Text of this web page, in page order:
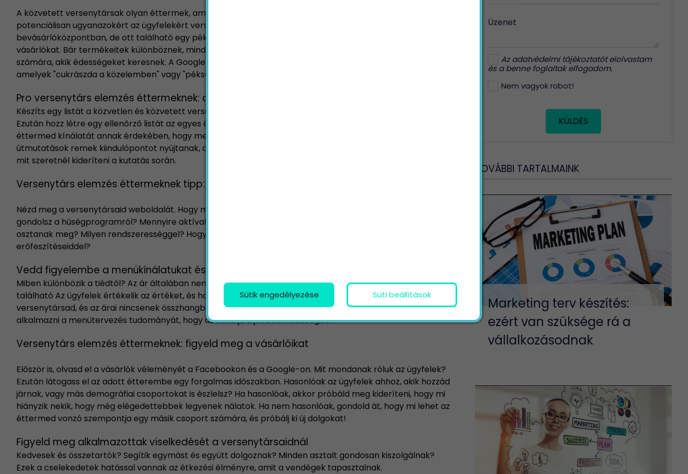
A közvetett versenytársak olyan éttermek, amelyek teljesen más lehetőségeket kínálnak, mint te, de
potenciálisan ugyanazokért az ügyfelekért versenyeznek. Például, ha fagylaltozót üzemeltetsz egy
bevásárlóközpontban, de ott található egy pékség is, akkor is fennáll az esélye, hogy ellopják a potenciális
vásárlókat. Bár termékeitek különböznek, mindketten ugyanazt az igényt elégítik ki a potenciális ügyfelek
számára, akik édességeket keresnek. A Google ismét segíthet, ha olyan helyi vállalkozásokat találsz,
amelyek "cukrászda a közelemben" vagy "pékség a közelemben".
Pro versenytárs elemzés éttermeknek: azonosítsd a versenytársaidat
Készíts egy listát a közvetlen és közvetett versenytársakról, és jegyezd fel, mi teszi őket versenytárssá.
Ezután hozz létre egy ellenőrző listát az egyes éttermekhez, hogy megvizsgálhasd őket, és finomítsd az
éttermed kínálatát annak érdekében, hogy megfelelj és felülmúld azt, amit csinálnak. Az alábbi
útmutatások remek kiindulópontot nyújtanak, de mindenképpen szúrd bele a saját gondolataidat is, hogy
mit szeretnél kideríteni a kutatás során.
Versenytárs elemzés éttermeknek tipp: értékeld éttermi versenytársaid online jelenlétét
Nézd meg a versenytársaid weboldalát. Hogy mutatkoznak be? Mit mondanak róluk az ügyfelek? Mit
gondolsz a hűségprogramról? Mennyire aktívak a közösségi médiában? Milyen típusú információkat
osztanak meg? Milyen rendszerességgel? Hogyan áll összehasonlításban az online jelenlétük a te saját
erőfeszítéseiddel?
Vedd figyelembe a menükínálatukat és az árstruktúrát
Miben különbözik a tiédtől? Az ár általában nem meghatározó tényező, ha a termékben érezhető érték
található Az ügyfelek értékelik az értéket, és hajlandóak fizetni érte; de ha hasonló terméket kínál a
versenytársad, és az árai nincsenek összhangban veled, akkor azt észre fogják venni. Lehet, hogy ideje
alkalmazni a menütervezés tudományát, hogy az növelje a jövedelmezőséget.
Versenytárs elemzés éttermeknek: figyeld meg a vásárlóikat
Először is, olvasd el a vásárlók véleményét a Facebookon és a Google-on. Mit mondanak róluk az ügyfelek?
Ezután látogass el az adott étterembe egy forgalmas időszakban. Hasonlóak az ügyfelek ahhoz, akik hozzád
járnak, vagy más demográfiai csoportokat is észlelsz? Ha hasonlóak, akkor próbáld meg kideríteni, hogy mi
hiányzik nekik, hogy még elégedettebbek legyenek nálatok. Ha nem hasonlóak, gondold át, hogy mi lehet az
éttermed vonzó szempontja egy másik csoport számára, és próbálj ki új dolgokat!
Figyeld meg alkalmazottak viselkedését a versenytársaidnál
Kedvesek és összetartók? Segítik egymást és együtt dolgoznak? Minden asztalt gondosan kiszolgálnak?
Ezek a cselekedetek hatással vannak az étkezési élményre, amit a vendégek tapasztalnak.
Üzenet
Azadatvédelmi tájékoztatótelolvastam
és a benne foglaltak elfogadom.
Nem vagyok robot!
KÜLDÉS
TOVÁBBI TARTALMAINK
Marketing terv készítés:
ezért van szüksége rá a
vállalkozásodnak
Sütik engedélyezése Süti beállítások